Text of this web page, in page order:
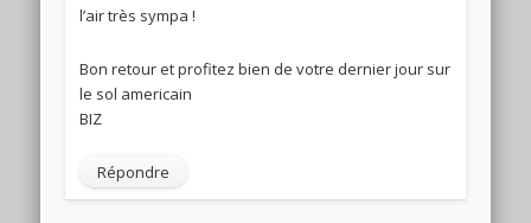
l’air très sympa !
Bon retour et profitez bien de votre dernier jour sur
le sol americain
BIZ
Répondre